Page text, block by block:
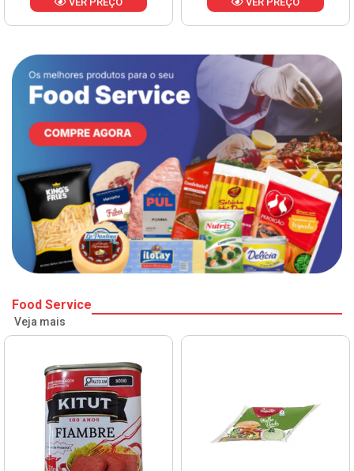
VER PREÇO VER PREÇO
Food Service
Veja mais